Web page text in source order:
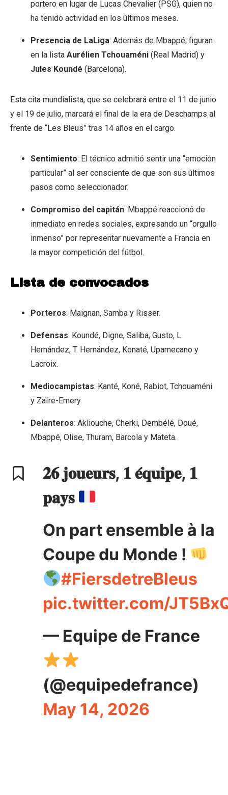
portero en lugar de Lucas Chevalier (PSG), quien no
ha tenido actividad en los últimos meses.
Presencia de LaLiga: Además de Mbappé, figuran
en la lista Aurélien Tchouaméni (Real Madrid) y
Jules Koundé (Barcelona).
Esta cita mundialista, que se celebrará entre el 11 de junio
y el 19 de julio, marcará el final de la era de Deschamps al
frente de “Les Bleus” tras 14 años en el cargo.
Sentimiento: El técnico admitió sentir una “emoción
particular” al ser consciente de que son sus últimos
pasos como seleccionador.
Compromiso del capitán: Mbappé reaccionó de
inmediato en redes sociales, expresando un “orgullo
inmenso” por representar nuevamente a Francia en
la mayor competición del fútbol.
Lista de convocados
Porteros: Maignan, Samba y Risser.
Defensas: Koundé, Digne, Saliba, Gusto, L.
Hernández, T. Hernández, Konaté, Upamecano y
Lacroix.
Mediocampistas: Kanté, Koné, Rabiot, Tchouaméni
y Zaïre-Emery.
Delanteros: Akliouche, Cherki, Dembélé, Doué,
Mbappé, Olise, Thuram, Barcola y Mateta.
𝟐𝟔 𝐣𝐨𝐮𝐞𝐮𝐫𝐬, 𝟏 𝐞́𝐪𝐮𝐢𝐩𝐞, 𝟏
𝐩𝐚𝐲𝐬
On part ensemble à la
Coupe du Monde !
#FiersdetreBleus
pic.twitter.com/
— Equipe de France
(@equipedefrance)
May 14, 2026